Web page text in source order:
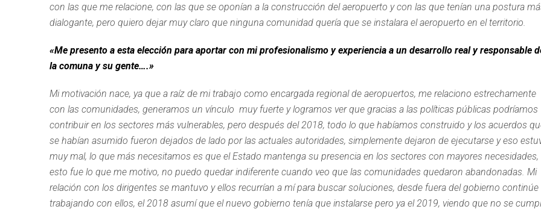
con las que me relacione, con las que se oponían a la construcción del aeropuerto y con las que tenían una postura
dialogante, pero quiero dejar muy claro que ninguna comunidad quería que se instalara el aeropuerto en el territorio.
«Me presento a esta elección para aportar con mi profesionalismo y experiencia a un desarrollo real y responsable
la comuna y su gente….»
Mi motivación nace, ya que a raíz de mi trabajo como encargada regional de aeropuertos, me relaciono estrechamente
con las comunidades, generamos un vínculo muy fuerte y logramos ver que gracias a las políticas públicas podríamos
contribuir en los sectores más vulnerables, pero después del 2018, todo lo que habíamos construido y los acuerdos
se habían asumido fueron dejados de lado por las actuales autoridades, simplemente dejaron de ejecutarse y eso
muy mal, lo que más necesitamos es que el Estado mantenga su presencia en los sectores con mayores necesidades,
esto fue lo que me motivo, no puedo quedar indiferente cuando veo que las comunidades quedaron abandonadas. Mi
relación con los dirigentes se mantuvo y ellos recurrían a mí para buscar soluciones, desde fuera del gobierno continúe
trabajando con ellos, el 2018 asumí que el nuevo gobierno tenía que instalarse pero ya el 2019, viendo que no se